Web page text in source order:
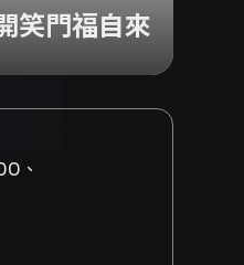
笑門福自來
、